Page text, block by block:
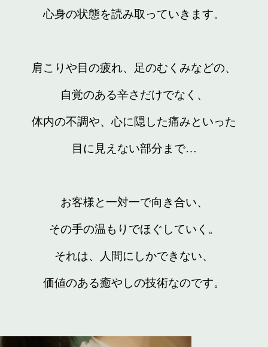
心身の状態を読み取っていきます。
肩こりや目の疲れ、足のむくみなどの、
自覚のある辛さだけでなく、
体内の不調や、心に隠した痛みといった
目に見えない部分まで…
お客様と一対一で向き合い、
その手の温もりでほぐしていく。
それは、人間にしかできない、
価値のある癒やしの技術なのです。